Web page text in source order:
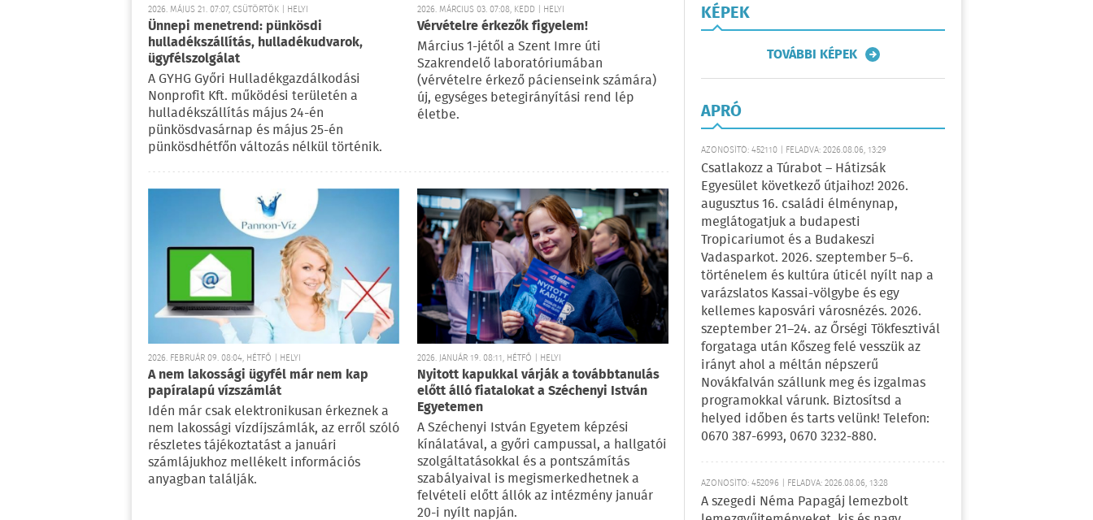
2026. MÁJUS 21. 07:07, CSÜTÖRTÖK | HELYI
Ünnepi menetrend: pünkösdi
hulladékszállítás, hulladékudvarok,
ügyfélszolgálat
A GYHG Győri Hulladékgazdálkodási
Nonprofit Kft. működési területén a
hulladékszállítás május 24-én
pünkösdvasárnap és május 25-én
pünkösdhétfőn változás nélkül történik.
2026. MÁRCIUS 03. 07:08, KEDD | HELYI
Vérvételre érkezők figyelem!
Március 1-jétől a Szent Imre úti
Szakrendelő laboratóriumában
(vérvételre érkező pácienseink számára)
új, egységes betegirányítási rend lép
életbe.
2026. FEBRUÁR 09. 08:04, HÉTFŐ | HELYI
A nem lakossági ügyfél már nem kap
papíralapú vízszámlát
Idén már csak elektronikusan érkeznek a
nem lakossági vízdíjszámlák, az erről szóló
részletes tájékoztatást a januári
számlájukhoz mellékelt információs
anyagban találják.
2026. JANUÁR 19. 08:11, HÉTFŐ | HELYI
Nyitott kapukkal várják a továbbtanulás
előtt álló fiatalokat a Széchenyi István
Egyetemen
A Széchenyi István Egyetem képzési
kínálatával, a győri campussal, a hallgatói
szolgáltatásokkal és a pontszámítás
szabályaival is megismerkedhetnek a
felvételi előtt állók az intézmény január
20-i nyílt napján.
KÉPEK
TOVÁBBI KÉPEK
APRÓ
AZONOSÍTÓ: 452110 | FELADVA: 2026.08.06, 13:29
Csatlakozz a Túrabot – Hátizsák
Egyesület következő útjaihoz! 2026.
augusztus 16. családi élménynap,
meglátogatjuk a budapesti
Tropicariumot és a Budakeszi
Vadasparkot. 2026. szeptember 5–6.
történelem és kultúra úticél nyílt nap a
varázslatos Kassai-völgybe és egy
kellemes kaposvári városnézés. 2026.
szeptember 21–24. az Őrségi Tökfesztivál
forgataga után Kőszeg felé vesszük az
irányt ahol a méltán népszerű
Novákfalván szállunk meg és izgalmas
programokkal várunk. Biztosítsd a
helyed időben és tarts velünk! Telefon:
0670 387-6993, 0670 3232-880.
AZONOSÍTÓ: 452096 | FELADVA: 2026.08.06, 13:28
A szegedi Néma Papagáj lemezbolt